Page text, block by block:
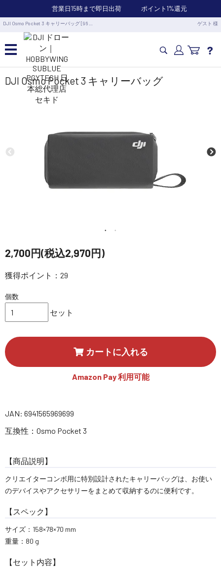
営業日15時まで即日出荷 ポイント1%還元
DJI Osmo Pocket 3 キャリーバッグ [96 … ゲスト 様
カメラドローン・生活家電
業務用ドローン・業務関連製品
講習会･国家資格･WEBセミナー
定期配信!
コーポレートサイト
DJI Osmo Pocket 3 キャリーバッグ
2,700円(税込2,970円)
獲得ポイント：29
個数
セット
カートに入れる
Amazon Pay 利用可能
JAN: 6941565969699
互換性：Osmo Pocket 3
【商品説明】
クリエイターコンボ用に特別設計されたキャリーバッグは、お使い
のデバイスやアクセサリーをまとめて収納するのに便利です。
【スペック】
サイズ：158×78×70 mm
重量：80 g
【セット内容】